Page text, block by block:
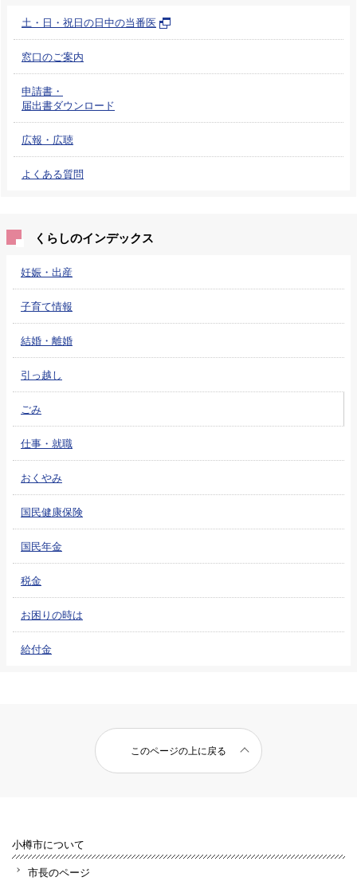
土・日・祝日の日中の当番医
窓口のご案内
申請書・
届出書ダウンロード
広報・広聴
よくある質問
くらしのインデックス
妊娠・出産
子育て情報
結婚・離婚
引っ越し
ごみ
仕事・就職
おくやみ
国民健康保険
国民年金
税金
お困りの時は
給付金
このページの上に戻る
小樽市について
市長のページ